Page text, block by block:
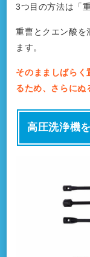
3つ目の方法は「
重曹とクエン酸を
ます。
そのまましばらく
るため、さらにぬ
高圧洗浄機